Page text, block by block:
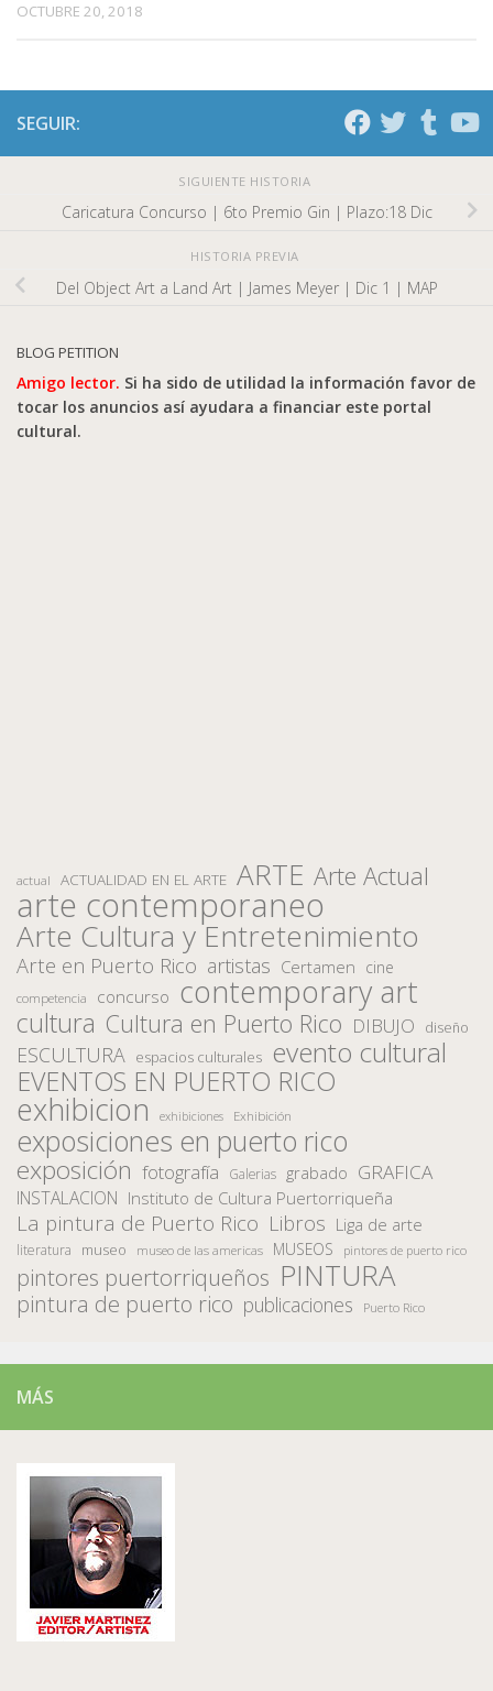
OCTUBRE 20, 2018
SEGUIR:
SIGUIENTE HISTORIA
Caricatura Concurso | 6to Premio Gin | Plazo:18 Dic
HISTORIA PREVIA
Del Object Art a Land Art | James Meyer | Dic 1 | MAP
BLOG PETITION
Amigo lector. Si ha sido de utilidad la información favor de
tocar los anuncios así ayudara a financiar este portal
cultural.
actual ACTUALIDAD EN EL ARTE ARTE Arte Actual
arte contemporaneo
Arte Cultura y Entretenimiento
Arte en Puerto Rico artistas Certamen cine
competencia concurso contemporary art
cultura Cultura en Puerto Rico DIBUJO diseño
ESCULTURA espacios culturales evento cultural
EVENTOS EN PUERTO RICO
exhibicion exhibiciones Exhibición
exposiciones en puerto rico
exposición fotografía Galerias grabado GRAFICA
INSTALACION Instituto de Cultura Puertorriqueña
La pintura de Puerto Rico Libros Liga de arte
literatura museo museo de las americas MUSEOS pintores de puerto rico
pintores puertorriqueños PINTURA
pintura de puerto rico publicaciones Puerto Rico
MÁS